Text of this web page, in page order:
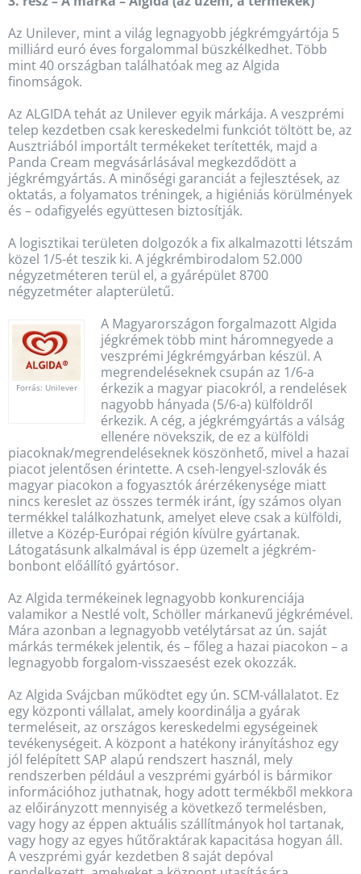
Az Unilever, mint a világ legnagyobb jégkrémgyártója 5
milliárd euró éves forgalommal büszkélkedhet. Több
mint 40 országban találhatóak meg az Algida
finomságok.
Az ALGIDA tehát az Unilever egyik márkája. A veszprémi
telep kezdetben csak kereskedelmi funkciót töltött be, az
Ausztriából importált termékeket terítették, majd a
Panda Cream megvásárlásával megkezdődött a
jégkrémgyártás. A minőségi garanciát a fejlesztések, az
oktatás, a folyamatos tréningek, a higiéniás körülmények
és – odafigyelés együttesen biztosítják.
A logisztikai területen dolgozók a fix alkalmazotti létszám
közel 1/5-ét teszik ki. A jégkrémbirodalom 52.000
négyzetméteren terül el, a gyárépület 8700
négyzetméter alapterületű.
Forrás: Unilever
A Magyarországon forgalmazott Algida
jégkrémek több mint háromnegyede a
veszprémi Jégkrémgyárban készül. A
megrendeléseknek csupán az 1/6-a
érkezik a magyar piacokról, a rendelések
nagyobb hányada (5/6-a) külföldről
érkezik. A cég, a jégkrémgyártás a válság
ellenére növekszik, de ez a külföldi
piacoknak/megrendeléseknek köszönhető, mivel a hazai
piacot jelentősen érintette. A cseh-lengyel-szlovák és
magyar piacokon a fogyasztók árérzékenysége miatt
nincs kereslet az összes termék iránt, így számos olyan
termékkel találkozhatunk, amelyet eleve csak a külföldi,
illetve a Közép-Európai régión kívülre gyártanak.
Látogatásunk alkalmával is épp üzemelt a jégkrém-
bonbont előállító gyártósor.
Az Algida termékeinek legnagyobb konkurenciája
valamikor a Nestlé volt, Schöller márkanevű jégkrémével.
Mára azonban a legnagyobb vetélytársat az ún. saját
márkás termékek jelentik, és – főleg a hazai piacokon – a
legnagyobb forgalom-visszaesést ezek okozzák.
Az Algida Svájcban működtet egy ún. SCM-vállalatot. Ez
egy központi vállalat, amely koordinálja a gyárak
termeléseit, az országos kereskedelmi egységeinek
tevékenységeit. A központ a hatékony irányításhoz egy
jól felépített SAP alapú rendszert használ, mely
rendszerben például a veszprémi gyárból is bármikor
információhoz juthatnak, hogy adott termékből mekkora
az előirányzott mennyiség a következő termelésben,
vagy hogy az éppen aktuális szállítmányok hol tartanak,
vagy hogy az egyes hűtőraktárak kapacitása hogyan áll.
A veszprémi gyár kezdetben 8 saját depóval